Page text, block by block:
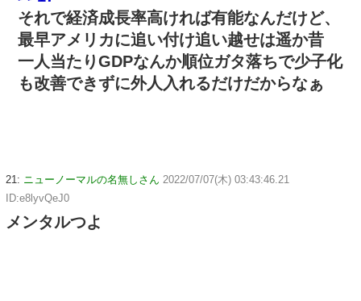
それで経済成長率高ければ有能なんだけど、
最早アメリカに追い付け追い越せは遥か昔
一人当たりGDPなんか順位ガタ落ちで少子化
も改善できずに外人入れるだけだからなぁ
21: ニューノーマルの名無しさん 2022/07/07(木) 03:43:46.21
ID:e8lyvQeJ0
メンタルつよ